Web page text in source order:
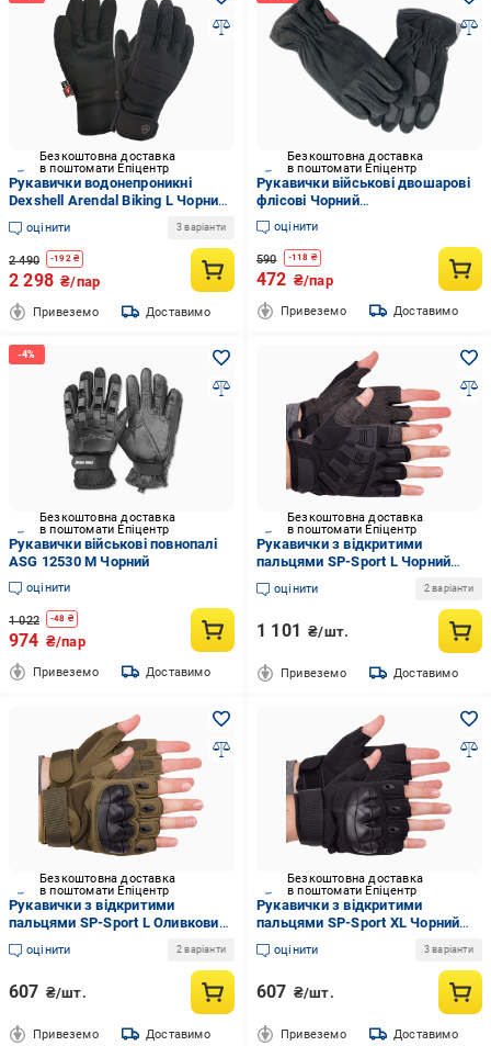
Безкоштовна доставка
в поштомати Епіцентр
Рукавички водонепроникні
Dexshell Arendal Biking L Чорний
(DG9402BLK-L)
оцінити 3 варіанти
2 490 -192₴
2 298 ₴/пар
Привеземо Доставимо
Безкоштовна доставка
в поштомати Епіцентр
Рукавички військові двошарові
флісові Чорний
(202209153.03.035.H)
оцінити
590 -118 ₴
472 ₴/пар
Привеземо Доставимо
Безкоштовна доставка
в поштомати Епіцентр
Рукавички військові повнопалі
ASG 12530 M Чорний
оцінити
1 022 -48 ₴
974 ₴/пар
Привеземо Доставимо
Безкоштовна доставка
в поштомати Епіцентр
Рукавички з відкритими
пальцями SP-Sport L Чорний
(BC-8808)
оцінити 2 варіанти
1 101 ₴/шт.
Привеземо Доставимо
Безкоштовна доставка
в поштомати Епіцентр
Рукавички з відкритими
пальцями SP-Sport L Оливковий
(BC-8805)
оцінити 2 варіанти
607 ₴/шт.
Привеземо Доставимо
Безкоштовна доставка
в поштомати Епіцентр
Рукавички з відкритими
пальцями SP-Sport XL Чорний
(BC-8805)
оцінити 3 варіанти
607 ₴/шт.
Привеземо Доставимо